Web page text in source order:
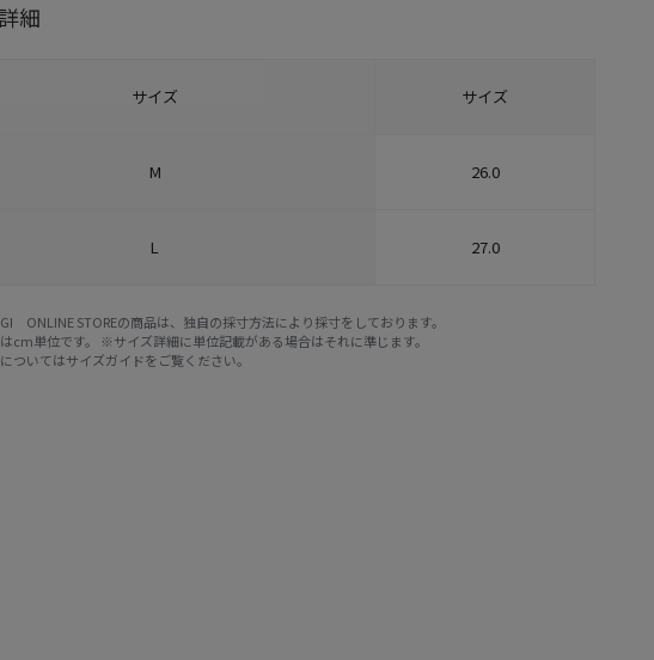
細
サイズ サイズ
M 26.0
L 27.0
ONLINE STOREの商品は、独自の採寸方法により採寸をしております。
cm単位です。 ※サイズ詳細に単位記載がある場合はそれに準じます。
ついてはサイズガイドをご覧ください。